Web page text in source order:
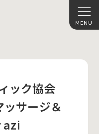
ック協会
ッサージ＆